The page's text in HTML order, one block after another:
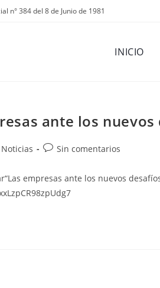
n° 384 del 8 de Junio de 1981
INICIO
ante los nuevos
Noticias
Comentarios
entrada:
Sin comentarios
empresas ante los nuevos